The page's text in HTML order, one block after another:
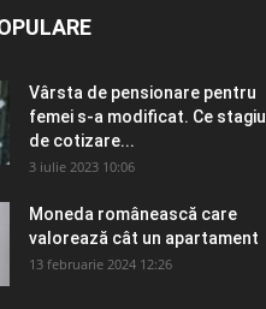
Vârsta de pensionare pentru
femei s-a modificat. Ce stagiu
de cotizare...
3 iulie 2023 10:06
Moneda românească care
valorează cât un apartament
13 februarie 2024 12:26